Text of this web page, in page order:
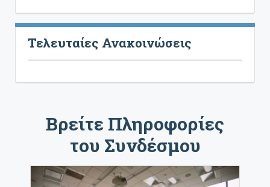
Τελευταίες Ανακοινώσεις
Βρείτε Πληροφορίες
του Συνδέσμου